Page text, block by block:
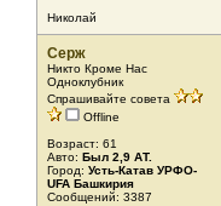
Николай
Серж
Никто Кроме Нас
Одноклубник
Спрашивайте совета
Offline
Возраст: 61
Авто: Был 2,9 АТ.
Город: Усть-Катав УРФО-
UFA Башкирия
Сообщений: 3387